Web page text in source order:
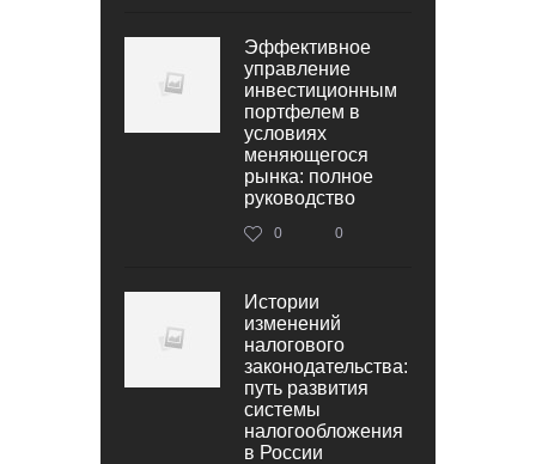
Эффективное
управление
инвестиционным
портфелем в
условиях
меняющегося
рынка: полное
руководство
0 0
Истории
изменений
налогового
законодательства:
путь развития
системы
налогообложения
в России